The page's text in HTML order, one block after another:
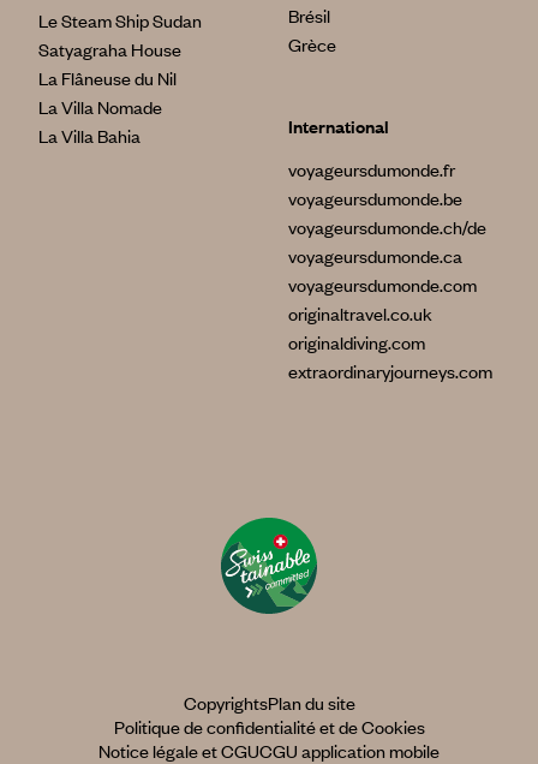
Le Steam Ship Sudan
Satyagraha House
La Flâneuse du Nil
La Villa Nomade
La Villa Bahia
Brésil
Grèce
International
voyageursdumonde.fr
voyageursdumonde.be
voyageursdumonde.ch/de
voyageursdumonde.ca
voyageursdumonde.com
originaltravel.co.uk
originaldiving.com
extraordinaryjourneys.com
CopyrightsPlan du site
Politique de confidentialité et de Cookies
Notice légale et CGUCGU application mobile